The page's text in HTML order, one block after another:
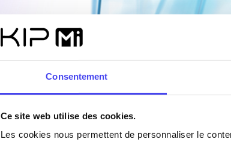
Consentement
Ce site web utilise des cookies.
Les cookies nous permettent de personnaliser le